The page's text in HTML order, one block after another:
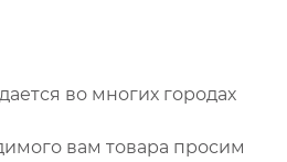
во многих городах
вам товара просим